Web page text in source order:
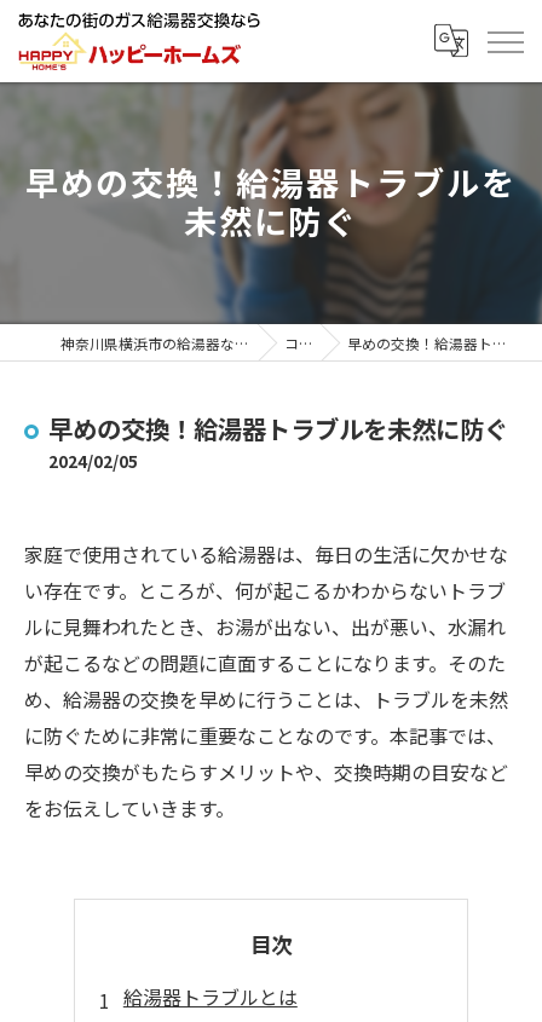
早めの交換！給湯器トラブルを
未然に防ぐ
神奈川県横浜市の給湯器ならハッピーホームズ コラム 早めの交換！給湯器トラブルを未然に防ぐ
早めの交換！給湯器トラブルを未然に防ぐ
2024/02/05
家庭で使用されている給湯器は、毎日の生活に欠かせな
い存在です。ところが、何が起こるかわからないトラブ
ルに見舞われたとき、お湯が出ない、出が悪い、水漏れ
が起こるなどの問題に直面することになります。そのた
め、給湯器の交換を早めに行うことは、トラブルを未然
に防ぐために非常に重要なことなのです。本記事では、
早めの交換がもたらすメリットや、交換時期の目安など
をお伝えしていきます。
目次
給湯器トラブルとは